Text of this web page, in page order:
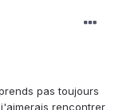
pas toujours
rencontrer